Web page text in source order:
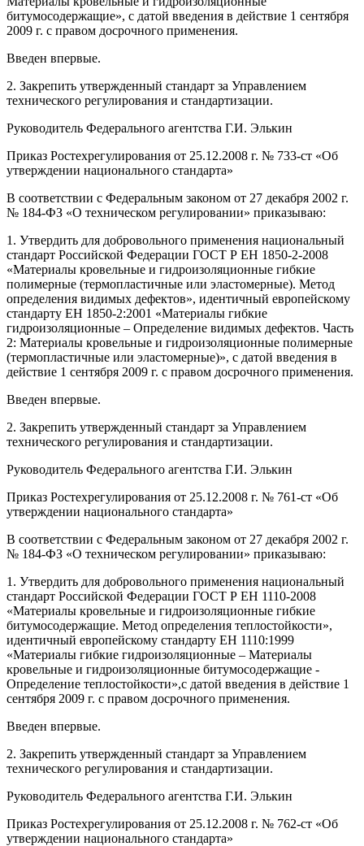
битумосодержащие», с датой введения в действие 1 сентября
2009 г. с правом досрочного применения.
Введен впервые.
2. Закрепить утвержденный стандарт за Управлением
технического регулирования и стандартизации.
Руководитель Федерального агентства Г.И. Элькин
Приказ Ростехрегулирования от 25.12.2008 г. № 733-ст «Об
утверждении национального стандарта»
В соответствии с Федеральным законом от 27 декабря 2002 г.
№ 184-ФЗ «О техническом регулировании» приказываю:
1. Утвердить для добровольного применения национальный
стандарт Российской Федерации ГОСТ Р ЕН 1850-2-2008
«Материалы кровельные и гидроизоляционные гибкие
полимерные (термопластичные или эластомерные). Метод
определения видимых дефектов», идентичный европейскому
стандарту ЕН 1850-2:2001 «Материалы гибкие
гидроизоляционные – Определение видимых дефектов. Часть
2: Материалы кровельные и гидроизоляционные полимерные
(термопластичные или эластомерные)», с датой введения в
действие 1 сентября 2009 г. с правом досрочного применения.
Введен впервые.
2. Закрепить утвержденный стандарт за Управлением
технического регулирования и стандартизации.
Руководитель Федерального агентства Г.И. Элькин
Приказ Ростехрегулирования от 25.12.2008 г. № 761-ст «Об
утверждении национального стандарта»
В соответствии с Федеральным законом от 27 декабря 2002 г.
№ 184-ФЗ «О техническом регулировании» приказываю:
1. Утвердить для добровольного применения национальный
стандарт Российской Федерации ГОСТ Р ЕН 1110-2008
«Материалы кровельные и гидроизоляционные гибкие
битумосодержащие. Метод определения теплостойкости»,
идентичный европейскому стандарту ЕН 1110:1999
«Материалы гибкие гидроизоляционные – Материалы
кровельные и гидроизоляционные битумосодержащие -
Определение теплостойкости»,с датой введения в действие 1
сентября 2009 г. с правом досрочного применения.
Введен впервые.
2. Закрепить утвержденный стандарт за Управлением
технического регулирования и стандартизации.
Руководитель Федерального агентства Г.И. Элькин
Приказ Ростехрегулирования от 25.12.2008 г. № 762-ст «Об
утверждении национального стандарта»